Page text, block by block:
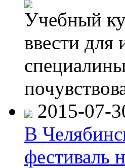
Учебный
ввести
2015-07-
В
фестиваль